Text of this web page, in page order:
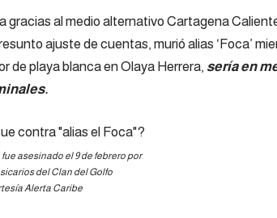
gracias al medio alternativo Cartagena
ajuste de cuentas, murió alias ‘Foca’
de playa blanca en Olaya Herrera, sería en
asesinado el 9 de febrero por
del Clan del Golfo
Alerta Caribe